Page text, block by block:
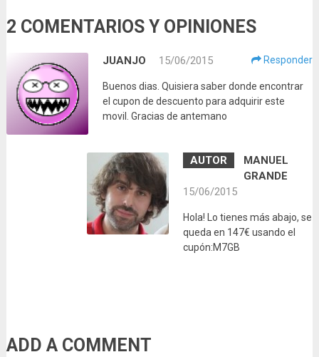
2 COMENTARIOS Y OPINIONES
JUANJO 15/06/2015 Responder
Buenos dias. Quisiera saber donde encontrar
el cupon de descuento para adquirir este
movil. Gracias de antemano
MANUEL
GRANDE
15/06/2015
Hola! Lo tienes más abajo, se
queda en 147€ usando el
cupón:M7GB
ADD A COMMENT